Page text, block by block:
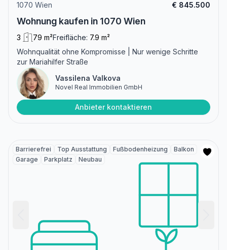
1070 Wien € 845.500
Wohnung kaufen in 1070 Wien
3 79 m²Freifläche: 7.9 m²
Wohnqualität ohne Kompromisse | Nur wenige Schritte
zur Mariahilfer Straße
Vassilena Valkova
Novel Real Immobilien GmbH
Anbieter kontaktieren
Barrierefrei Top Ausstattung Fußbodenheizung
Balkon
Garage
Parkplatz Neubau